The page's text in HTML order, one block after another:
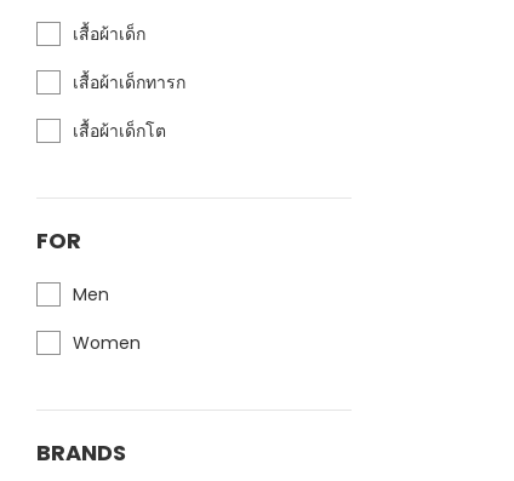
เสื้อผ้าเด็ก
เสื้อผ้าเด็กทารก
เสื้อผ้าเด็กโต
FOR
Men
Women
BRANDS